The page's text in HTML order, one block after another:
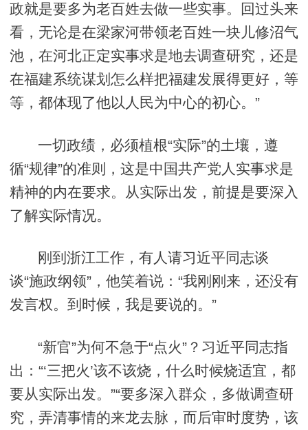
政就是要多为老百姓去做一些实事。回过头来
看，无论是在梁家河带领老百姓一块儿修沼气
池，在河北正定实事求是地去调查研究，还是
在福建系统谋划怎么样把福建发展得更好，等
等，都体现了他以人民为中心的初心。”
一切政绩，必须植根“实际”的土壤，遵
循“规律”的准则，这是中国共产党人实事求是
精神的内在要求。从实际出发，前提是要深入
了解实际情况。
刚到浙江工作，有人请习近平同志谈
谈“施政纲领”，他笑着说：“我刚刚来，还没有
发言权。到时候，我是要说的。”
“新官”为何不急于“点火”？习近平同志指
出：“‘三把火’该不该烧，什么时候烧适宜，都
要从实际出发。”“要多深入群众，多做调查研
究，弄清事情的来龙去脉，而后审时度势，该